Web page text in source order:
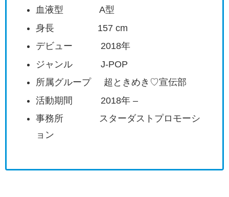
血液型 A型
身長 157 cm
デビュー 2018年
ジャンル J-POP
所属グループ 超ときめき♡宣伝部
活動期間 2018年 –
事務所 スターダストプロモーシ
ョン